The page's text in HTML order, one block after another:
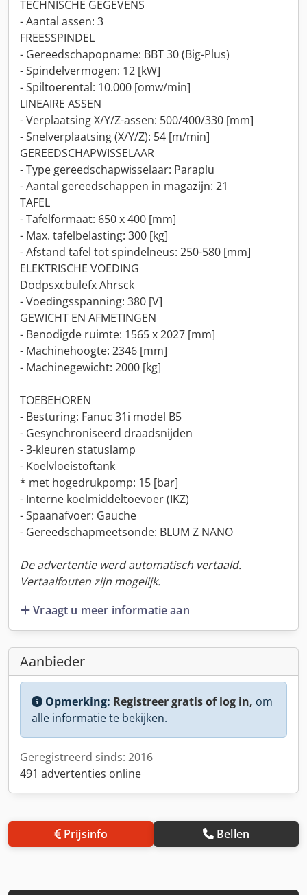
TECHNISCHE GEGEVENS
- Aantal assen: 3
FREESSPINDEL
- Gereedschapopname: BBT 30 (Big-Plus)
- Spindelvermogen: 12 [kW]
- Spiltoerental: 10.000 [omw/min]
LINEAIRE ASSEN
- Verplaatsing X/Y/Z-assen: 500/400/330 [mm]
- Snelverplaatsing (X/Y/Z): 54 [m/min]
GEREEDSCHAPWISSELAAR
- Type gereedschapwisselaar: Paraplu
- Aantal gereedschappen in magazijn: 21
TAFEL
- Tafelformaat: 650 x 400 [mm]
- Max. tafelbelasting: 300 [kg]
- Afstand tafel tot spindelneus: 250-580 [mm]
ELEKTRISCHE VOEDING
Dodpsxcbulefx Ahrsck
- Voedingsspanning: 380 [V]
GEWICHT EN AFMETINGEN
- Benodigde ruimte: 1565 x 2027 [mm]
- Machinehoogte: 2346 [mm]
- Machinegewicht: 2000 [kg]
TOEBEHOREN
- Besturing: Fanuc 31i model B5
- Gesynchroniseerd draadsnijden
- 3-kleuren statuslamp
- Koelvloeistoftank
* met hogedrukpomp: 15 [bar]
- Interne koelmiddeltoevoer (IKZ)
- Spaanafvoer: Gauche
- Gereedschapmeetsonde: BLUM Z NANO
De advertentie werd automatisch vertaald.
Vertaalfouten zijn mogelijk.
Vraagt u meer informatie aan
Aanbieder
Opmerking: Registreer gratis of log in, om
alle informatie te bekijken.
Geregistreerd sinds: 2016
491 advertenties online
Prijsinfo Bellen